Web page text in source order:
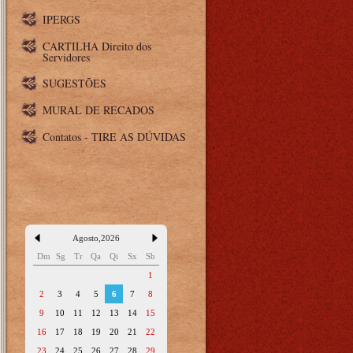
IPERGS
CARTILHA Direito dos
Servidores
SUGESTÕES
MURAL DE RECADOS
Contatos - TIRE AS DÚVIDAS
Agosto 2026
Dm
Sg Tr Qa Qi Sx
Sb
1
2
3 4 5 6 7
8
9
10 11 12 13 14
15
16
17 18 19 20 21
22
23
24 25 26 27 28
29